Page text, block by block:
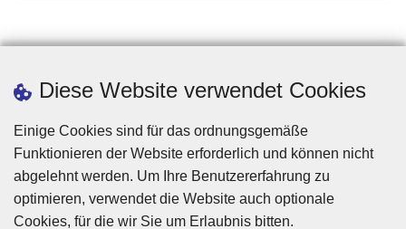
Diese Website verwendet Cookies
Einige Cookies sind für das ordnungsgemäße
Funktionieren der Website erforderlich und können nicht
abgelehnt werden. Um Ihre Benutzererfahrung zu
optimieren, verwendet die Website auch optionale
Cookies, für die wir Sie um Erlaubnis bitten.
h
g
e
S
e
i
h
t
e
i
t
Disclaimer